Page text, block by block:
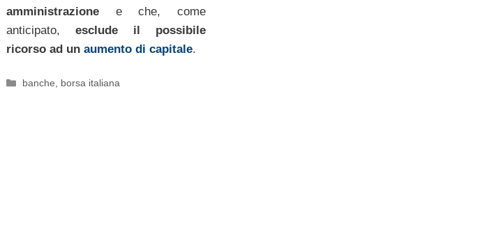
amministrazionee che, come
anticipato, esclude il possibile
ricorso ad un aumento di capitale.
Categorie
banche, borsa italiana